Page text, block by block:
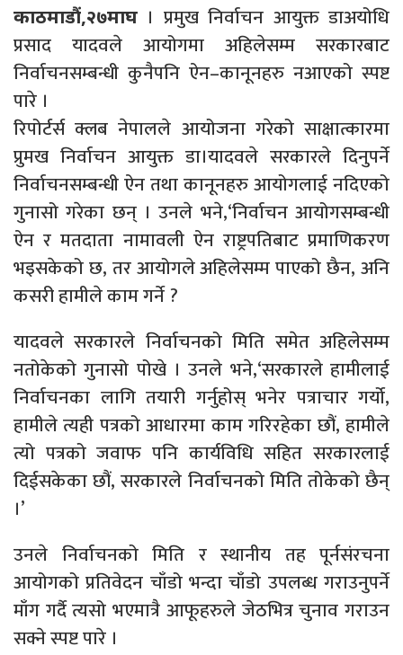
काठमाडौं,२७माघ । प्रमुख निर्वाचन आयुक्त डाअयोधि
प्रसाद यादवले आयोगमा अहिलेसम्म सरकारबाट
निर्वाचनसम्बन्धी कुनैपनि ऐन–कानूनहरु नआएको स्पष्ट
पारे ।
रिपोर्टर्स क्लब नेपालले आयोजना गरेको साक्षात्कारमा
प्रुमख निर्वाचन आयुक्त डा।यादवले सरकारले दिनुपर्ने
निर्वाचनसम्बन्धी ऐन तथा कानूनहरु आयोगलाई नदिएको
गुनासो गरेका छन् । उनले भने,‘निर्वाचन आयोगसम्बन्धी
ऐन र मतदाता नामावली ऐन राष्ट्रपतिबाट प्रमाणिकरण
भइसकेको छ, तर आयोगले अहिलेसम्म पाएको छैन, अनि
कसरी हामीले काम गर्ने ?
यादवले सरकारले निर्वाचनको मिति समेत अहिलेसम्म
नतोकेको गुनासो पोखे । उनले भने,‘सरकारले हामीलाई
निर्वाचनका लागि तयारी गर्नुहोस् भनेर पत्राचार गर्यो,
हामीले त्यही पत्रको आधारमा काम गरिरहेका छौं, हामीले
त्यो पत्रको जवाफ पनि कार्यविधि सहित सरकारलाई
दिईसकेका छौं, सरकारले निर्वाचनको मिति तोकेको छैन्
।’
उनले निर्वाचनको मिति र स्थानीय तह पूर्नसंरचना
आयोगको प्रतिवेदन चाँडो भन्दा चाँडो उपलब्ध गराउनुपर्ने
माँग गर्दै त्यसो भएमात्रै आफूहरुले जेठभित्र चुनाव गराउन
सक्ने स्पष्ट पारे ।